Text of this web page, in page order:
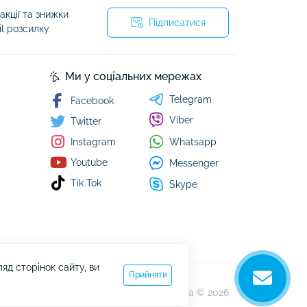
та знижки
розсилку
Підписатися
Ми у соціальних мережах
Facebook
Twitter
Instagram
Youtube
Tik Tok
Telegram
Viber
Whatsapp
Messenger
Skype
kazachok.com.ua © 2026
сторінок сайту, ви
Прийняти